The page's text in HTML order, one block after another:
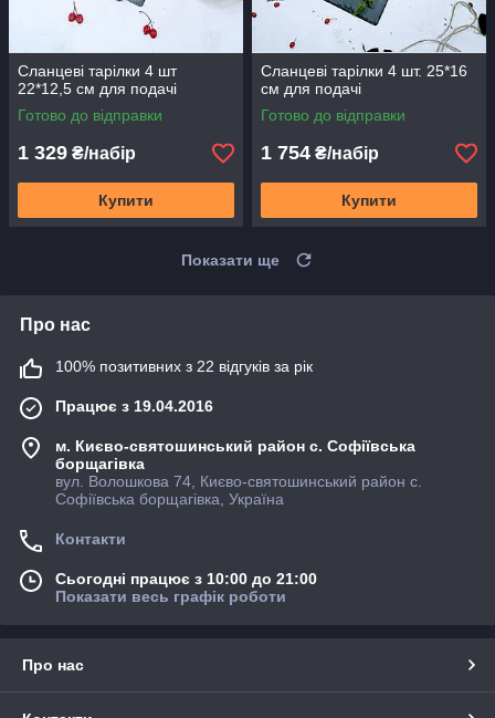
Сланцеві тарілки 4 шт
22*12,5 см для подачі
Готово до відправки
1 329 ₴/набір
Купити
Сланцеві тарілки 4 шт. 25*16
см для подачі
Готово до відправки
1 754 ₴/набір
Купити
Показати ще
Про нас
100% позитивних з 22 відгуків за рік
Працює з 19.04.2016
м. Києво-святошинський район с. Софіївська
борщагівка
вул. Волошкова 74, Києво-святошинський район с.
Софіївська борщагівка, Україна
Контакти
Сьогодні працює з 10:00 до 21:00
Показати весь графік роботи
Про нас